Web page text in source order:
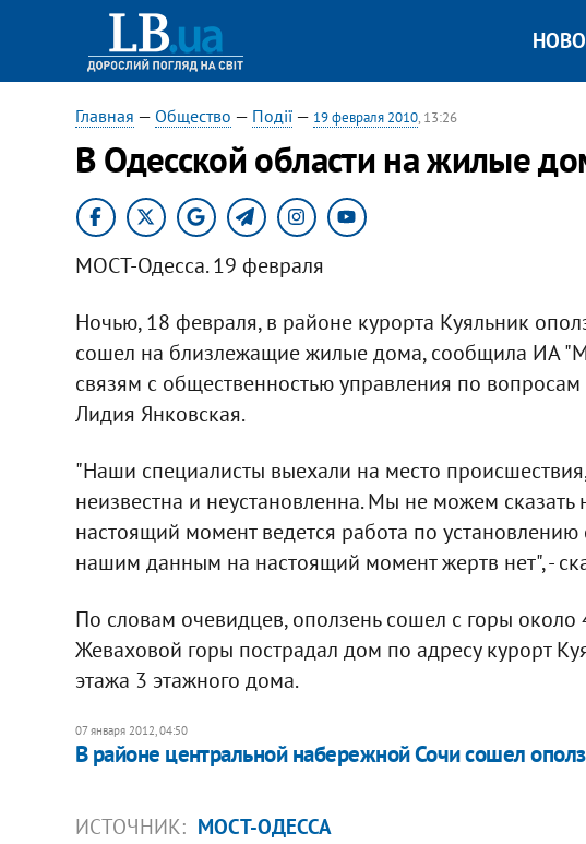
Главная — Общество — Події— 19 февраля 2010, 13:26
В Одесской области на жилые
МОСТ-Одесса. 19 февраля
Ночью, 18 февраля, в районе курорта Куяльник
сошел на близлежащие жилые дома, сообщила ИА
связям с общественностью управления по
Лидия Янковская.
"Наши специалисты выехали на место
неизвестна и неустановленна. Мы не можем
настоящий момент ведется работа по
нашим данным на настоящий момент жертв нет", -
По словам очевидцев, оползень сошел с горы около
Жеваховой горы пострадал дом по адресу курорт
этажа 3 этажного дома.
07 января 2012, 04:50
В районе центральной набережной Сочи сошел
ИСТОЧНИК: МОСТ-ОДЕССА